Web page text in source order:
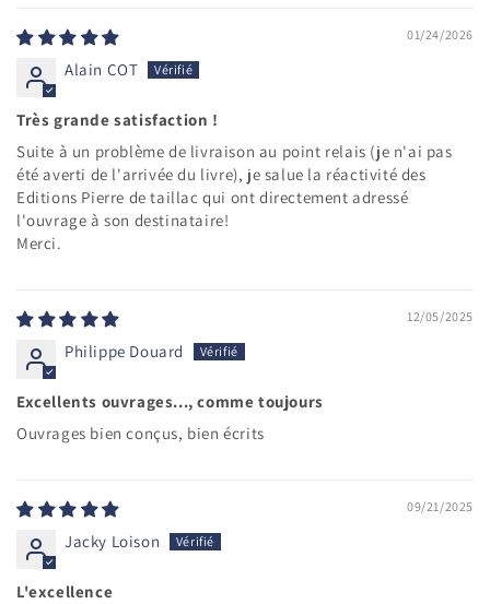
01/24/2026
Alain COT
Très grande satisfaction !
Suite à un problème de livraison au point relais (je n'ai pas
été averti de l'arrivée du livre), je salue la réactivité des
Editions Pierre de taillac qui ont directement adressé
l'ouvrage à son destinataire!
Merci.
12/05/2025
Philippe Douard
Excellents ouvrages..., comme toujours
Ouvrages bien conçus, bien écrits
09/21/2025
Jacky Loison
L'excellence